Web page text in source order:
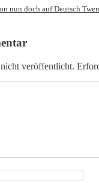
nun doch auf Deutsch
veröffentlicht.